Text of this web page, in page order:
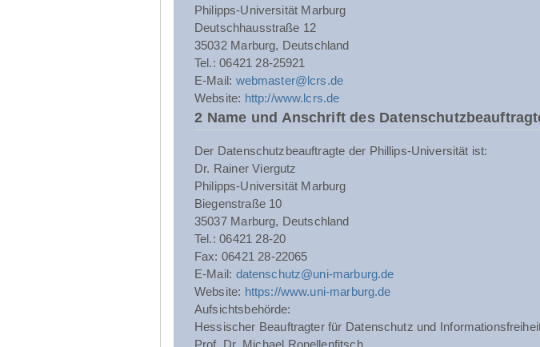
Philipps-Universität Marburg
Deutschhausstraße 12
35032 Marburg, Deutschland
Tel.: 06421 28-25921
E-Mail: webmaster@lcrs.de
Website: http://www.lcrs.de
2 Name und Anschrift des
Der Datenschutzbeauftragte der Phillips-Universität ist:
Dr. Rainer Viergutz
Philipps-Universität Marburg
Biegenstraße 10
35037 Marburg, Deutschland
Tel.: 06421 28-20
Fax: 06421 28-22065
E-Mail: datenschutz@uni-marburg.de
Website: https://www.uni-marburg.de
Aufsichtsbehörde:
Hessischer Beauftragter für Datenschutz und
Prof. Dr. Michael Ronellenfitsch